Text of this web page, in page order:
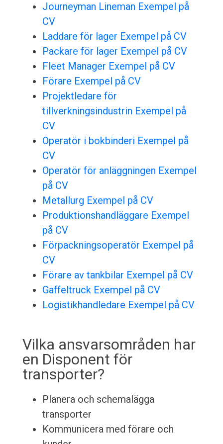
Journeyman Lineman Exempel på
CV
Laddare för lager Exempel på CV
Packare för lager Exempel på CV
Fleet Manager Exempel på CV
Förare Exempel på CV
Projektledare för
tillverkningsindustrin Exempel på
CV
Operatör i bokbinderi Exempel på
CV
Operatör för anläggningen Exempel
på CV
Metallurg Exempel på CV
Produktionshandläggare Exempel
på CV
Förpackningsoperatör Exempel på
CV
Förare av tankbilar Exempel på CV
Gaffeltruck Exempel på CV
Logistikhandledare Exempel på CV
Vilka ansvarsområden har
en Disponent för
transporter?
Planera och schemalägga
transporter
Kommunicera med förare och